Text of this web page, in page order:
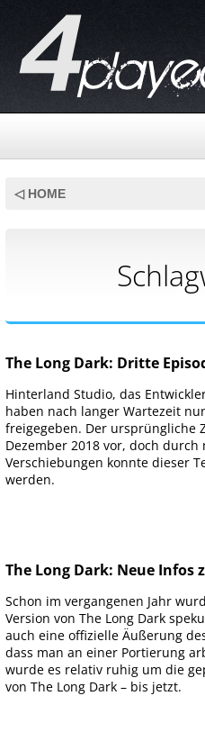
◁ HOME
The Long Dark: Dritte
Hinterland Studio, das
haben nach langer Wartezeit
freigegeben. Der ursprüngliche
Dezember 2018 vor, doch
Verschiebungen konnte dieser
werden.
The Long Dark: Neue Infos
Schon im vergangenen Jahr
Version von The Long Dark
auch eine offizielle Äußerung
dass man an einer Portierung
wurde es relativ ruhig um die
von The Long Dark – bis jetzt.